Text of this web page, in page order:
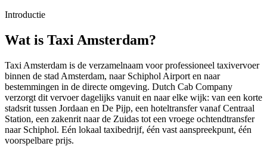
Introductie
Wat is Taxi Amsterdam?
Taxi Amsterdam is de verzamelnaam voor professioneel taxivervoer
binnen de stad Amsterdam, naar Schiphol Airport en naar
bestemmingen in de directe omgeving. Dutch Cab Company
verzorgt dit vervoer dagelijks vanuit en naar elke wijk: van een korte
stadsrit tussen Jordaan en De Pijp, een hoteltransfer vanaf Centraal
Station, een zakenrit naar de Zuidas tot een vroege ochtendtransfer
naar Schiphol. Eén lokaal taxibedrijf, één vast aanspreekpunt, één
voorspelbare prijs.